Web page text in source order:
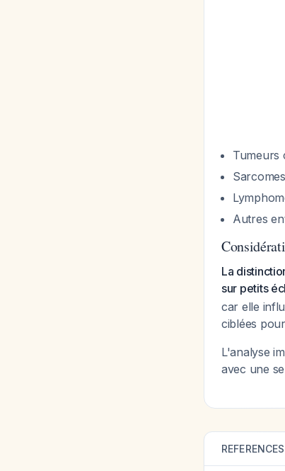
Tumeurs
Sarcomes
Autres
La
sur petits
car elle
ciblées
L'analyse
avec une
REFERENCES